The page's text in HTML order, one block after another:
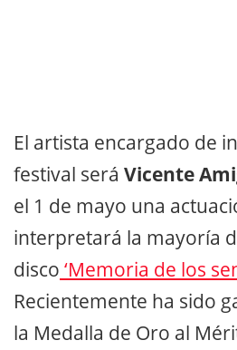
El artista encargado de
festival será Vicente
el 1 de mayo una
interpretará la mayoría
disco ‘Memoria de los
Recientemente ha sido
la Medalla de Oro al